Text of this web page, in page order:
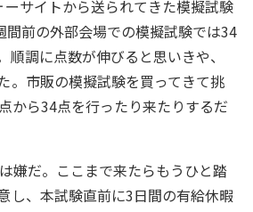
サイトから送られてきた模擬試験
間前の外部会場での模擬試験では34
順調に点数が伸びると思いきや、
。市販の模擬試験を買ってきて挑
から34点を行ったり来たりするだ
嫌だ。ここまで来たらもうひと踏
し、本試験直前に3日間の有給休暇